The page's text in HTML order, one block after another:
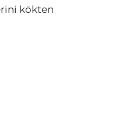
kökten